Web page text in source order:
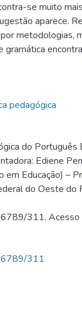
se muito
aparece.
metodologias,
pedagógica
do Português
Ediene
Educação) –
do Oeste do
311. Acesso
311